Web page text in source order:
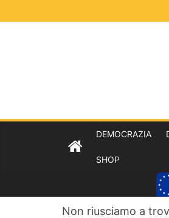
DEMOCRAZIA
SHOP
Non riusciamo a